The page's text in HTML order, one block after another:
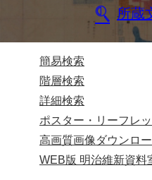
所蔵
簡易検索
階層検索
詳細検索
ポスター・リーフレッ
高画質画像ダウンロ
WEB版 明治維新資料